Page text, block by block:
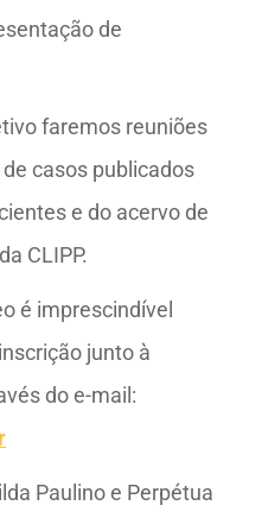
de
faremos reuniões
casos publicados
e do acervo de
CLIPP.
é imprescindível
junto à
do e-mail:
Paulino e Perpétua